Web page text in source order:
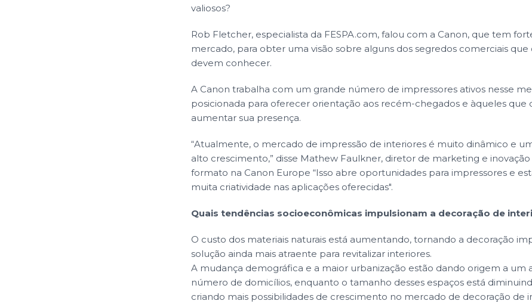
valiosos?
Rob Fletcher, especialista da FESPA.com, falou com a Canon, que tem
mercado, para obter uma visão sobre alguns dos segredos comerciais que
devem conhecer.
A Canon trabalha com um grande número de impressores ativos nesse
posicionada para oferecer orientação aos recém-chegados e àqueles que
aumentar sua presença.
“Atualmente, o mercado de impressão de interiores é muito dinâmico e
alto crescimento,” disse Mathew Faulkner, diretor de marketing e
formato na Canon Europe “Isso abre oportunidades para impressores e
muita criatividade nas aplicações oferecidas".
Quais tendências socioeconômicas impulsionam a decoração de
O custo dos materiais naturais está aumentando, tornando a decoração
solução ainda mais atraente para revitalizar interiores.
A mudança demográfica e a maior urbanização estão dando origem a um
número de domicílios, enquanto o tamanho desses espaços está
criando mais possibilidades de crescimento no mercado de decoração de